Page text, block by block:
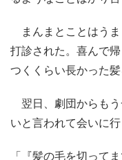
まんまとことはう
打診された。喜んで
つくくらい長かった髪
翌日、劇団からも
いと言われて会いに
「『髪の毛を切って